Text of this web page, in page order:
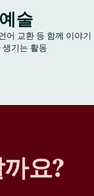
술
어 교환 등 함께 이야기
기는 활동
요?